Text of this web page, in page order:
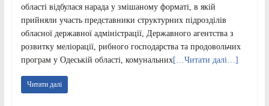
області відбулася нарада у змішаному форматі, в якій
прийняли участь представники структурних підрозділів
обласної державної адміністрації, Державного агентства з
розвитку меліорації, рибного господарства та продовольчих
програм у Одеській області, комунальних[…Читати далі…]
Читати далі